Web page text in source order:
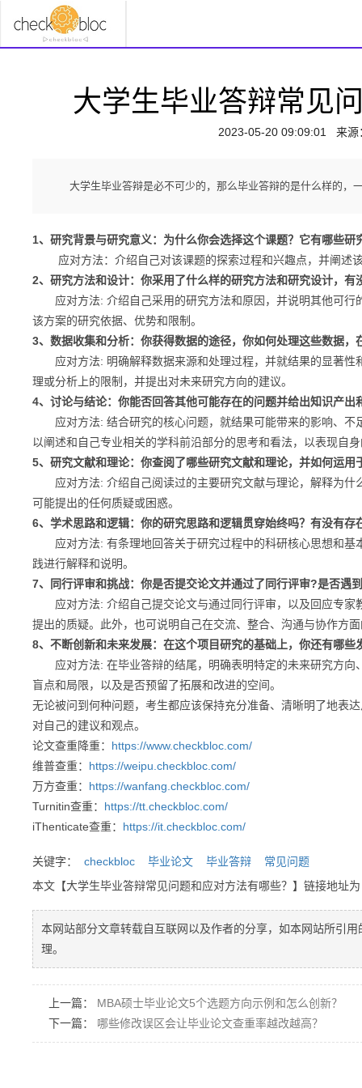
大学生毕业答辩常见
2023-05-20 09:09:01 来源
大学生毕业答辩是必不可少的，那么毕业答辩的是什么样的，
1、研究背景与研究意义：为什么你会选择这个课题？它有哪些研
应对方法：介绍自己对该课题的探索过程和兴趣点，并阐述
2、研究方法和设计：你采用了什么样的研究方法和研究设计，
应对方法: 介绍自己采用的研究方法和原因，并说明其他可行
该方案的研究依据、优势和限制。
3、数据收集和分析：你获得数据的途径，你如何处理这些数据，
应对方法: 明确解释数据来源和处理过程，并就结果的显著性
理或分析上的限制，并提出对未来研究方向的建议。
4、讨论与结论：你能否回答其他可能存在的问题并给出知识产出
应对方法: 结合研究的核心问题，就结果可能带来的影响、不
以阐述和自己专业相关的学科前沿部分的思考和看法，以表现自
5、研究文献和理论：你查阅了哪些研究文献和理论，并如何运
应对方法: 介绍自己阅读过的主要研究文献与理论，解释为什
可能提出的任何质疑或困惑。
6、学术思路和逻辑：你的研究思路和逻辑贯穿始终吗？有没有存
应对方法: 有条理地回答关于研究过程中的科研核心思想和基
践进行解释和说明。
7、同行评审和挑战：你是否提交论文并通过了同行评审?是否遇
应对方法: 介绍自己提交论文与通过同行评审，以及回应专家
提出的质疑。此外，也可说明自己在交流、整合、沟通与协作方
8、不断创新和未来发展：在这个项目研究的基础上，你还有哪些
应对方法: 在毕业答辩的结尾，明确表明特定的未来研究方向
盲点和局限，以及是否预留了拓展和改进的空间。
无论被问到何种问题，考生都应该保持充分准备、清晰明了地表
对自己的建议和观点。
论文查重降重： https://www.checkbloc.com/
维普查重： https://weipu.checkbloc.com/
万方查重： https://wanfang.checkbloc.com/
Turnitin查重： https://tt.checkbloc.com/
iThenticate查重： https://it.checkbloc.com/
关键字： checkbloc 毕业论文 毕业答辩
常见问题
本文【大学生毕业答辩常见问题和应对方法有哪些？】链接地址
本网站部分文章转载自互联网以及作者的分享，如本网站所引
理。
上一篇： MBA硕士毕业论文5个选题方向示例和怎么创新？
下一篇： 哪些修改误区会让毕业论文查重率越改越高？